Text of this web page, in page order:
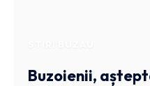
Buzoienii,